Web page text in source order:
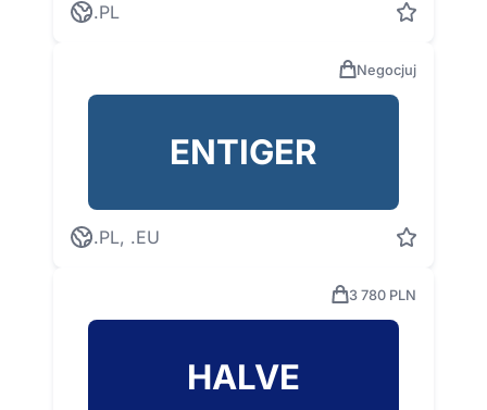
.PL
Negocjuj
ENTIGER
.PL, .EU
3 780 PLN
HALVE